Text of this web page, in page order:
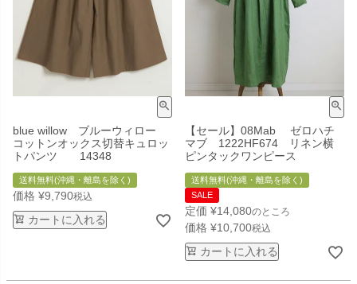
blue willow ブルーウィロー
コットンオックス切替キュロッ
トパンツ 14348
送料無料(沖縄・離島を除く)
価格 ¥9,790税込
カートに入れる
【セール】08Mab ゼロハチ
マブ 1222HF674 リネン横
ピンタックワンピース
送料無料(沖縄・離島を除く)
SALE
定価 ¥14,080のところ
価格 ¥10,700税込
カートに入れる